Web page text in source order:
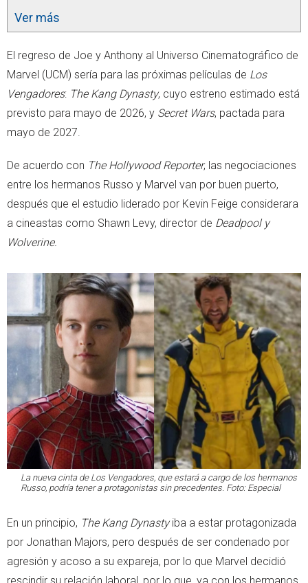
Ver más
El regreso de Joe y Anthony al Universo Cinematográfico de
Marvel (UCM) sería para las próximas películas de Los
Vengadores: The Kang Dynasty, cuyo estreno estimado está
previsto para mayo de 2026, y Secret Wars, pactada para
mayo de 2027.
De acuerdo con The Hollywood Reporter, las negociaciones
entre los hermanos Russo y Marvel van por buen puerto,
después que el estudio liderado por Kevin Feige considerara
a cineastas como Shawn Levy, director de Deadpool y
Wolverine.
La nueva cinta de Los Vengadores, que estará a cargo de los hermanos
Russo, podría tener a protagonistas sin precedentes. Foto: Especial
En un principio, The Kang Dynastyiba a estar protagonizada
por Jonathan Majors, pero después de ser condenado por
agresión y acoso a su expareja, por lo que Marvel decidió